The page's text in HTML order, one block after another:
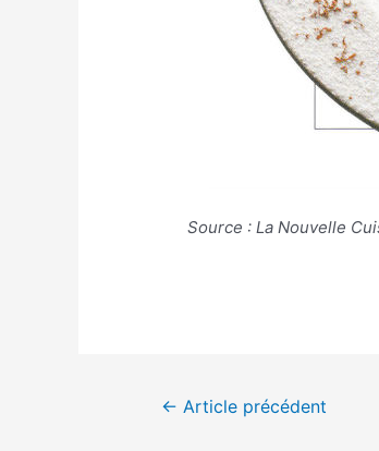
Source : La Nouvelle
Navigation
← Article précédent